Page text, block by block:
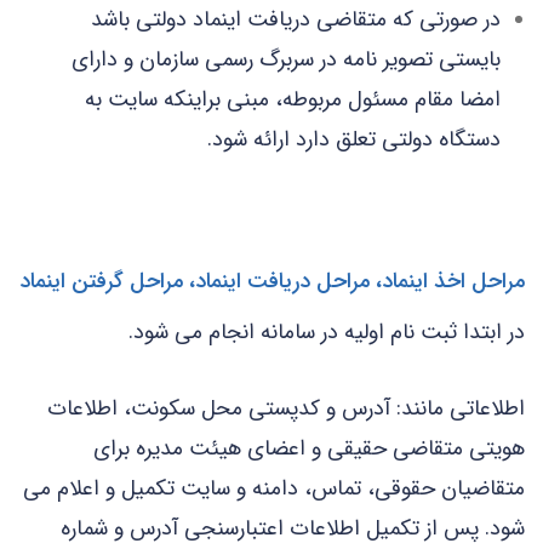
در صورتی که متقاضی دریافت اینماد دولتی باشد
بایستی تصویر نامه در سربرگ رسمی سازمان و دارای
امضا مقام مسئول مربوطه، مبنی براینکه سایت به
دستگاه دولتی تعلق دارد ارائه شود.
مراحل اخذ اینماد، مراحل دریافت اینماد، مراحل گرفتن اینماد
در ابتدا ثبت نام اولیه در سامانه انجام می شود.
اطلاعاتی مانند: آدرس و کدپستی محل سکونت، اطلاعات
هویتی متقاضی حقیقی و اعضای هیئت مدیره برای
متقاضیان حقوقی، تماس، دامنه و سایت تکمیل و اعلام می
شود. پس از تکمیل اطلاعات اعتبارسنجی آدرس و شماره